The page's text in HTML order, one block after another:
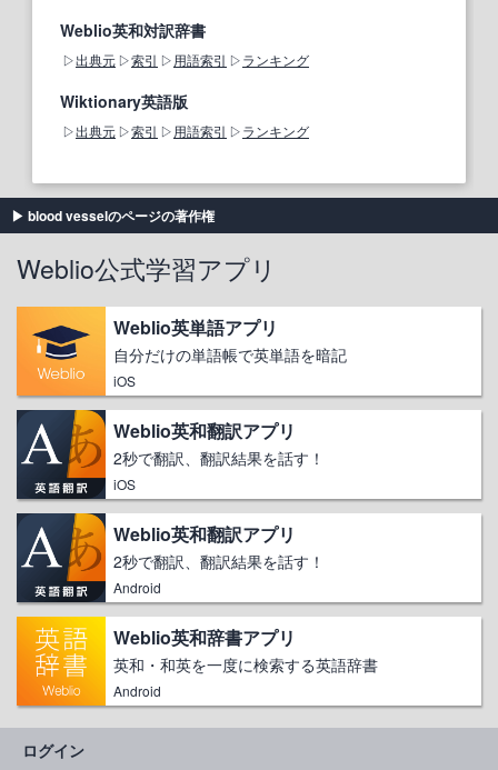
Weblio英和対訳辞書
出典元 索引 用語索引 ランキング
Wiktionary英語版
出典元 索引 用語索引 ランキング
blood vesselのページの著作権
Weblio公式学習アプリ
Weblio英単語アプリ
自分だけの単語帳で英単語を暗記
iOS
Weblio英和翻訳アプリ
2秒で翻訳、翻訳結果を話す！
iOS
Weblio英和翻訳アプリ
2秒で翻訳、翻訳結果を話す！
Android
Weblio英和辞書アプリ
英和・和英を一度に検索する英語辞書
Android
ログイン